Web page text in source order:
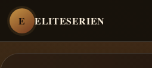
E ELITESERIEN